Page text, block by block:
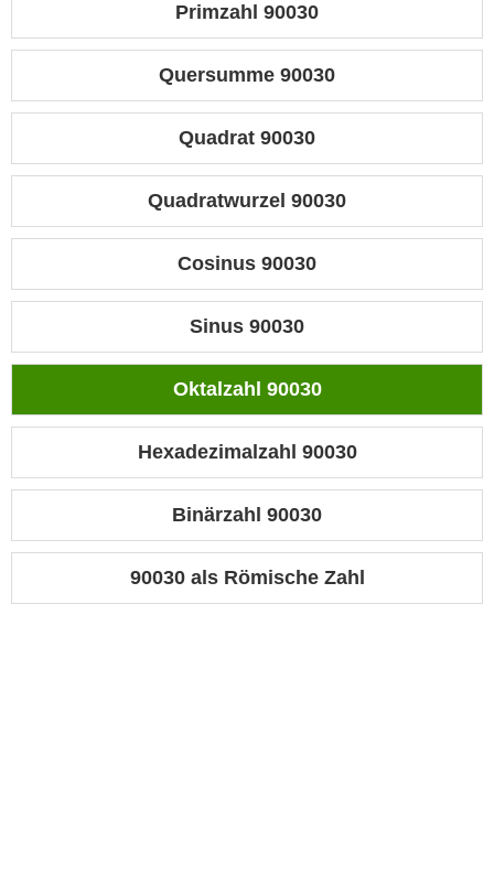
Primzahl 90030
Quersumme 90030
Quadrat 90030
Quadratwurzel 90030
Cosinus 90030
Sinus 90030
Oktalzahl 90030
Hexadezimalzahl 90030
Binärzahl 90030
90030 als Römische Zahl